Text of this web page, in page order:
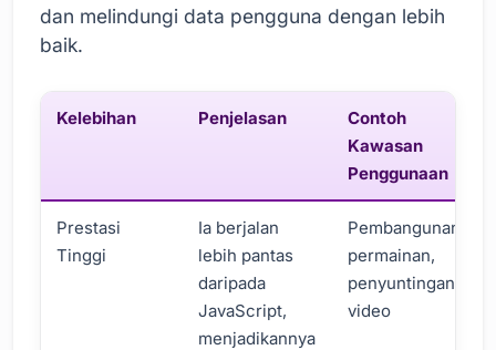
dan melindungi data pengguna dengan lebih
baik.
Kelebihan Penjelasan
Contoh
Kawasan
Penggunaan
Prestasi
Tinggi
Ia berjalan
lebih pantas
daripada
JavaScript,
menjadikannya
Pembangunan
permainan,
penyuntingan
video